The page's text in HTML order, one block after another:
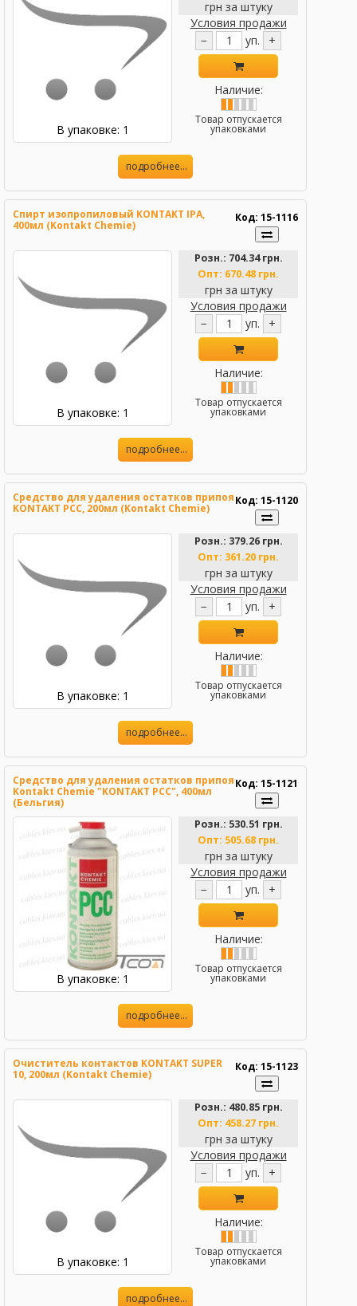
В упаковке: 1
грн за штуку
Условия продажи
−
уп. +
Наличие:
Товар отпускается
упаковками
подробнее...
Спирт изопропиловый KONTAKT IPA,
400мл (Kontakt Chemie)
Код: 15-1116
В упаковке: 1
Розн.: 704.34 грн.
Опт: 670.48 грн.
грн за штуку
Условия продажи
−
уп. +
Наличие:
Товар отпускается
упаковками
подробнее...
Средство для удаления остатков припоя
KONTAKT PCC, 200мл (Kontakt Chemie)
Код: 15-1120
В упаковке: 1
Розн.: 379.26 грн.
Опт: 361.20 грн.
грн за штуку
Условия продажи
−
уп. +
Наличие:
Товар отпускается
упаковками
подробнее...
Средство для удаления остатков припоя
Kontakt Chemie "KONTAKT PCC", 400мл
(Бельгия)
Код: 15-1121
В упаковке: 1
Розн.: 530.51 грн.
Опт: 505.68 грн.
грн за штуку
Условия продажи
−
уп. +
Наличие:
Товар отпускается
упаковками
подробнее...
Очиститель контактов KONTAKT SUPER
10, 200мл (Kontakt Chemie)
Код: 15-1123
В упаковке: 1
Розн.: 480.85 грн.
Опт: 458.27 грн.
грн за штуку
Условия продажи
−
уп. +
Наличие:
Товар отпускается
упаковками
подробнее...